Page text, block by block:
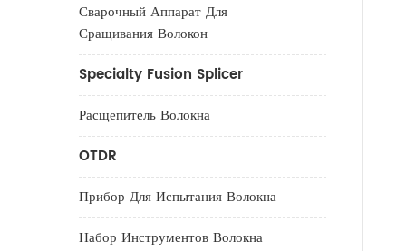
Сварочный Аппарат Для
Сращивания Волокон
Specialty Fusion Splicer
Расщепитель Волокна
OTDR
Прибор Для Испытания Волокна
Набор Инструментов Волокна